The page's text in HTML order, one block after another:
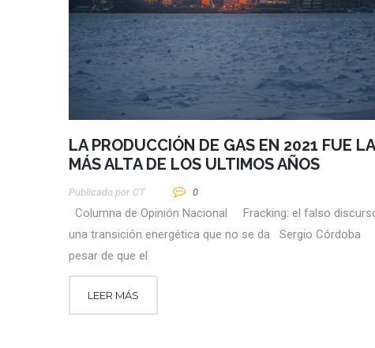
LA PRODUCCIÓN DE GAS EN 2021 FUE LA
MÁS ALTA DE LOS ULTIMOS AÑOS
Publicado por CT 0
Columna de Opinión Nacional Fracking: el falso
una transición energética que no se da Sergio
pesar de que el
LEER MÁS